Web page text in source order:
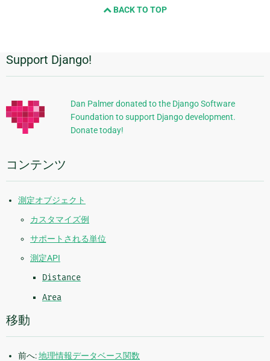
の
ペ
ジ
BACK TO TOP
追
加
的
な
報
Support Django!
Dan Palmer donated to the Django Software
Foundation to support Django development.
Donate today!
コンテンツ
測定オブジェクト
カスタマイズ例
サポートされる単位
測定API
Distance
Area
移動
前へ:地理情報データベース関数